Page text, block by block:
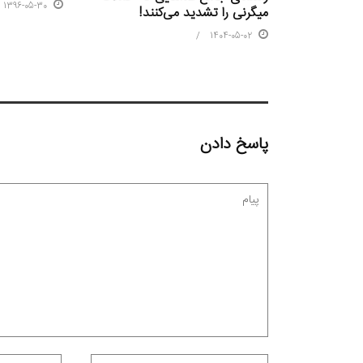
میگرنی را تشدید می‌کنند!
1404-05-02
1396-05-30
پاسخ دادن